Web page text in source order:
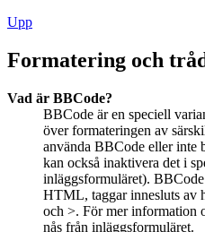
Upp
Formatering och
Vad är BBCode?
BBCode är en speciell
över formateringen av
använda BBCode eller inte
kan också inaktivera det i
inläggsformuläret).
HTML, taggar innesluts av
och >. För mer information
nås från inläggsformuläret.